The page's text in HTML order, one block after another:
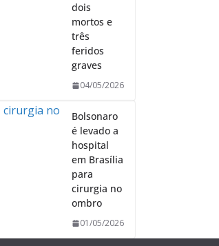
dois
mortos e
três
feridos
graves
04/05/2026
Bolsonaro
é levado a
hospital
em Brasília
para
cirurgia no
ombro
01/05/2026